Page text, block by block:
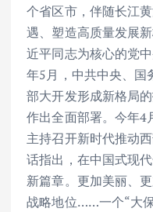
个省区市，伴随长江
遇、塑造高质量发展
近平同志为核心的党
年5月，中共中央、国
部大开发形成新格局
作出全面部署。今年4
主持召开新时代推动
话指出，在中国式现
新篇章。更加美丽、
战略地位……一个“大